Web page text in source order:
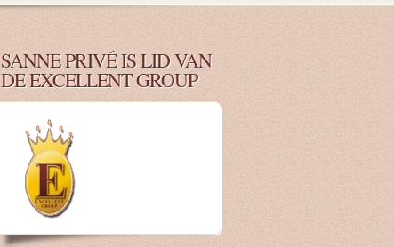
SANNE PRIVÉ IS LID VAN
DE EXCELLENT GROUP